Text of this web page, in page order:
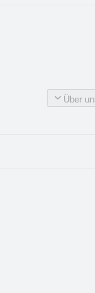
Über